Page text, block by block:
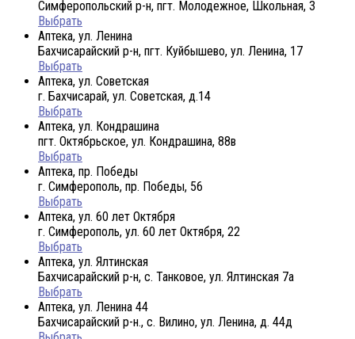
Симферопольский р-н, пгт. Молодежное, Школьная, 3
Выбрать
Аптека, ул. Ленина
Бахчисарайский р-н, пгт. Куйбышево, ул. Ленина, 17
Выбрать
Аптека, ул. Советская
г. Бахчисарай, ул. Советская, д.14
Выбрать
Аптека, ул. Кондрашина
пгт. Октябрьское, ул. Кондрашина, 88в
Выбрать
Аптека, пр. Победы
г. Симферополь, пр. Победы, 56
Выбрать
Аптека, ул. 60 лет Октября
г. Симферополь, ул. 60 лет Октября, 22
Выбрать
Аптека, ул. Ялтинская
Бахчисарайский р-н, с. Танковое, ул. Ялтинская 7а
Выбрать
Аптека, ул. Ленина 44
Бахчисарайский р-н., с. Вилино, ул. Ленина, д. 44д